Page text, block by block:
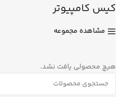
کیس کامپیوتر
مشاهده مجموعه
هیچ محصولی یافت نشد.